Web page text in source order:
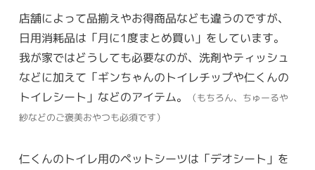
店舗によって品揃えやお得商品なども違うのですが、
日用消耗品は「月に1度まとめ買い」をしています。
我が家ではどうしても必要なのが、洗剤やティッシュ
などに加えて「ギンちゃんのトイレチップや仁くんの
トイレシート」などのアイテム。
（もちろん、ちゅーるや
紗などのご褒美おやつも必須です）
仁くんのトイレ用のペットシーツは「デオシート」を